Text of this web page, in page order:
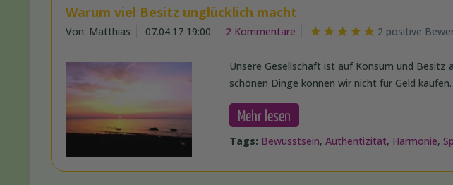
Warum viel Besitz unglücklich macht
Von: Matthias 07.04.17 19:00 2 Kommentare 2 positive
Unsere Gesellschaft ist auf Konsum und
schönen Dinge können wir nicht für Geld kaufen.
Mehr lesen
Tags: Bewusstsein,Authentizität, Harmonie,